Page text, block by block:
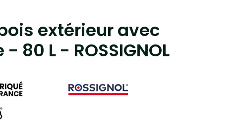
extérieur avec
80 L - ROSSIGNOL